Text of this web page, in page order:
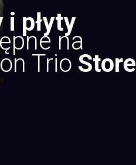
i płyty
na
Trio Store